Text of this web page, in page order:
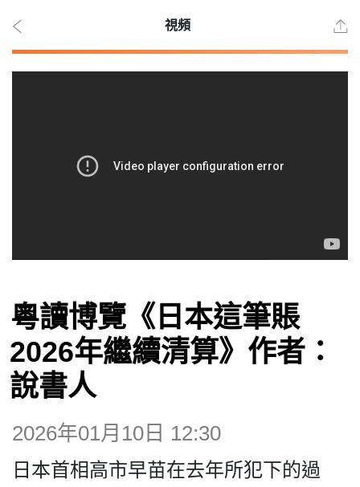
時事
觀點
博客
視頻
視頻
粵讀博覽《日本這筆賬
2026年繼續清算》作者：
說書人
2026年01月10日 12:30
日本首相高市早苗在去年所犯下的過